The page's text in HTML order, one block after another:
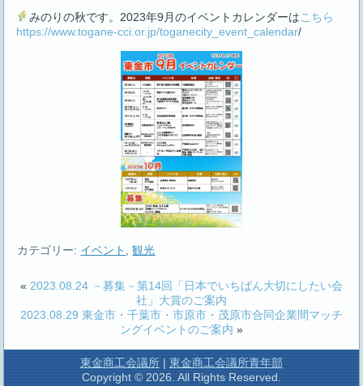
みのりの秋です。2023年9月のイベントカレンダーはこちら
https://www.togane-cci.or.jp/toganecity_event_calendar/
カテゴリー: イベント ,観光
« 2023.08.24 －募集－第14回「日本でいちばん大切にしたい会
社」大賞のご案内
2023.08.29 東金市・千葉市・市原市・茂原市合同企業間マッチ
ングイベントのご案内 »
東金商工会議所 | 東金商工会議所青年部
Copyright © 2026. All Rights Reserved.